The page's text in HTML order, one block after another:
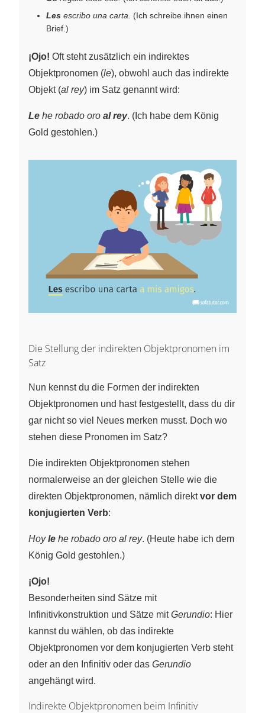
Les escribo una carta.
(Ich schreibe ihnen einen
Brief.)
¡Ojo! Oft steht zusätzlich ein indirektes
Objektpronomen (le), obwohl auch das indirekte
Objekt (al rey) im Satz genannt wird:
Le he robado oro al rey. (Ich habe dem König
Gold gestohlen.)
Die Stellung der indirekten Objektpronomen im
Satz
Nun kennst du die Formen der indirekten
Objektpronomen und hast festgestellt, dass du dir
gar nicht so viel Neues merken musst. Doch wo
stehen diese Pronomen im Satz?
Die indirekten Objektpronomen stehen
normalerweise an der gleichen Stelle wie die
direkten Objektpronomen, nämlich direktvor dem
konjugierten Verb:
Hoyle he robado oro al rey. (Heute habe ich dem
König Gold gestohlen.)
¡Ojo!
Besonderheiten sind Sätze mit
Infinitivkonstruktion und Sätze mitGerundio: Hier
kannst du wählen, ob das indirekte
Objektpronomen vor dem konjugierten Verb steht
oder an den Infinitiv oder das Gerundio
angehängt wird.
Indirekte Objektpronomen beim Infinitiv